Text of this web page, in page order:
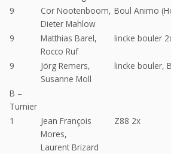
9
Cor Nootenboom,
Dieter Mahlow
Boul Animo
9
Matthias Barel,
Rocco Ruf
lincke bouler
9
Jörg Remers,
Susanne Moll
lincke bouler,
B –
Turnier
1
Jean François
Mores,
Laurent Brizard
Z88 2x